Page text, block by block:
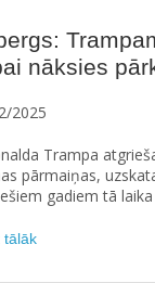
nāksies
2025
Trampa
pārmaiņas,
gadiem tā
tālāk